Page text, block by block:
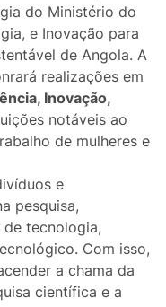
do Ministério do
e Inovação para
de Angola. A
realizações em
Inovação,
notáveis ao
de mulheres e
e
pesquisa,
tecnologia,
Com isso,
a chama da
científica e a